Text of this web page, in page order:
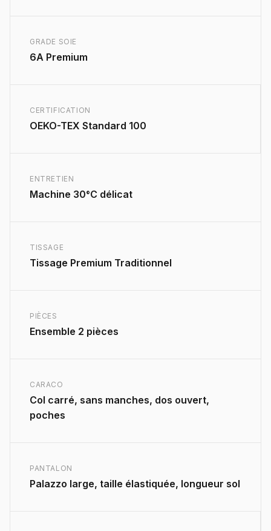
GRADE SOIE
6A Premium
CERTIFICATION
OEKO-TEX Standard 100
ENTRETIEN
Machine 30°C délicat
TISSAGE
Tissage Premium Traditionnel
PIÈCES
Ensemble 2 pièces
CARACO
Col carré, sans manches, dos ouvert,
poches
PANTALON
Palazzo large, taille élastiquée, longueur sol